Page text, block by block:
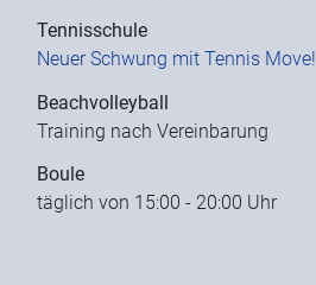
Tennisschule
Neuer Schwung mit Tennis Move!
Beachvolleyball
Training nach Vereinbarung
Boule
täglich von 15:00 - 20:00 Uhr